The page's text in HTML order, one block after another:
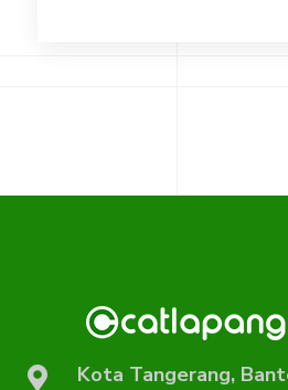
Kota Tangerang,